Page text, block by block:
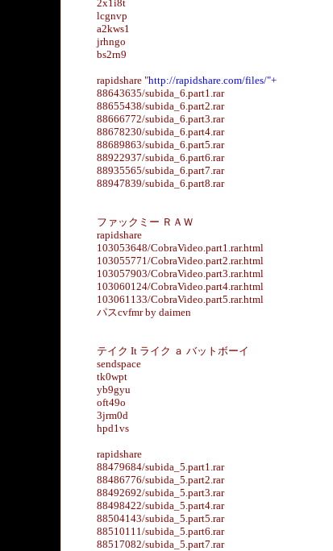
2x1i8t
lcgnvp
a2kws1
jrhngo
bs2rn9
rapidshare "http://rapidshare.com/files/"+
88643635/subida_6.part1.rar
88655438/subida_6.part2.rar
88666772/subida_6.part3.rar
88678230/subida_6.part4.rar
88689863/subida_6.part5.rar
88922937/subida_6.part6.rar
88935565/subida_6.part7.rar
88947839/subida_6.part8.rar
ファックミー ＲＡＷ
rapidshare
103053648/CobraVideo.part1.rar.html
103055771/CobraVideo.part2.rar.html
103057903/CobraVideo.part3.rar.html
103060124/CobraVideo.part4.rar.html
103061133/CobraVideo.part5.rar.html
パスcvfmr by daimen
テイク It ライク ａ バットボーイ
sendspace
tk0wpt
yb9gyu
oft49o
3jrm0d
hpd1vs
rapidshare
88479684/subida_5.part1.rar
88486776/subida_5.part2.rar
88492692/subida_5.part3.rar
88498422/subida_5.part4.rar
88504143/subida_5.part5.rar
88510111/subida_5.part6.rar
88517082/subida_5.part7.rar